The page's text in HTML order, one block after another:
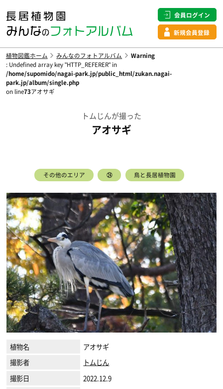
会員ログイン
新規会員登録
植物図鑑ホーム みんなのフォトアルバム
Warning
: Undefined array key "HTTP_REFERER" in
/home/supomido/nagai-park.jp/public_html/zukan.nagai-
park.jp/album/single.php
on line73アオサギ
トムじんが撮った
アオサギ
その他のエリア ㉔ 鳥と長居植物園
植物名
アオサギ
撮影者
トムじん
撮影日
2022.12.9